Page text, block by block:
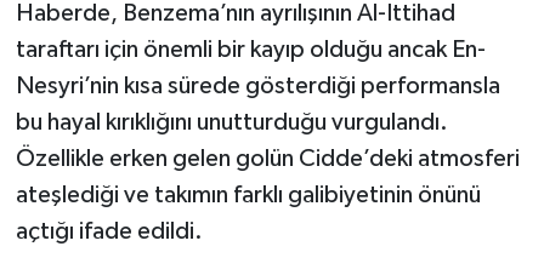
Haberde, Benzema’nın ayrılışının Al-Ittihad
taraftarı için önemli bir kayıp olduğu ancak En-
Nesyri’nin kısa sürede gösterdiği performansla
bu hayal kırıklığını unutturduğu vurgulandı.
Özellikle erken gelen golün Cidde’deki atmosferi
ateşlediği ve takımın farklı galibiyetinin önünü
açtığı ifade edildi.